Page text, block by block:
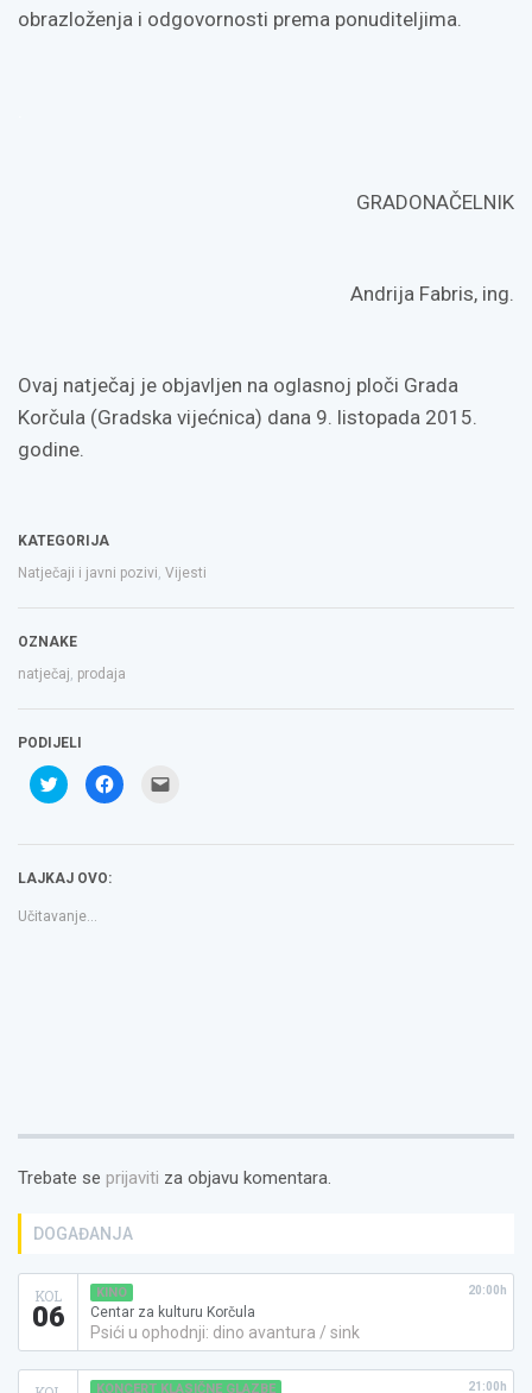
obrazloženja i odgovornosti prema ponuditeljima.
GRADONAČELNIK
Andrija Fabris, ing.
Ovaj natječaj je objavljen na oglasnoj ploči Grada
Korčula (Gradska vijećnica) dana 9. listopada 2015.
godine.
KATEGORIJA
Natječaji i javni pozivi, Vijesti
OZNAKE
natječaj, prodaja
PODIJELI
Podijeli
na
Twitteru
u
prozoru)
Klikom
podijelite
u to
LAJKAJ OVO:
Učitavanje...
Trebate se prijaviti za objavu komentara.
DOGAĐANJA
KOL
06
KINO
Centar za kulturu Korčula
Psići u ophodnji: dino avantura / sink
20:00h
KONCERT KLASIČNE GLAZBE 21:00h